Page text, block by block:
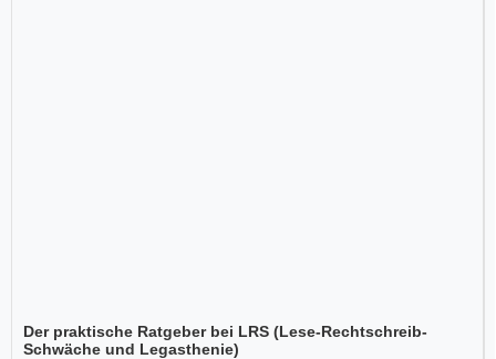
Der praktische Ratgeber bei LRS (Lese-Rechtschreib-
Schwäche und Legasthenie)